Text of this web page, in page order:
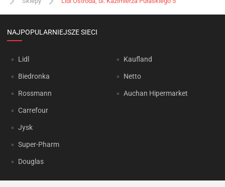
NAJPOPULARNIEJSZE SIECI
Lidl
Biedronka
Rossmann
Carrefour
Jysk
Super-Pharm
Douglas
Kaufland
Netto
Auchan Hipermarket